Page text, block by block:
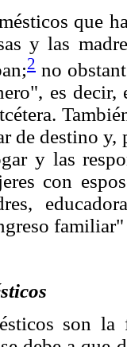
que
y las
2 no
es
de destino
y las
con
son la